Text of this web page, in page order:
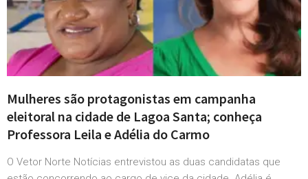
Mulheres são protagonistas em campanha
eleitoral na cidade de Lagoa Santa; conheça
Professora Leila e Adélia do Carmo
O Vetor Norte Notícias entrevistou as duas candidatas que